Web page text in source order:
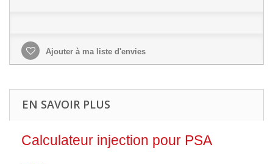
Ajouter à ma liste d'envies
EN SAVOIR PLUS
Calculateur injection pour PSA